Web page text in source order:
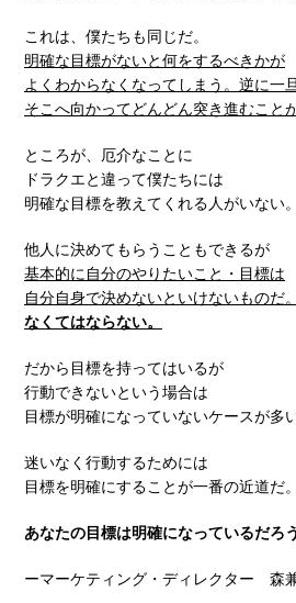
これは、僕たちも同じだ。
明確な目標がないと何をするべきかが
よくわからなくなってしまう。 逆に一
そこへ向かってどんどん突き進むこと
ところが、厄介なことに
ドラクエと違って僕たちには
明確な目標を教えてくれる人がいない。
他人に決めてもらうこともできるが
基本的に自分のやりたいこと・目標は
自分自身で決めないといけないものだ。
なくてはならない。
だから目標を持ってはいるが
行動できないという場合は
目標が明確になっていないケースが多い
迷いなく行動するためには
目標を明確にすることが一番の近道だ。
あなたの目標は明確になっているだろ
ーマーケティング・ディレクター 森